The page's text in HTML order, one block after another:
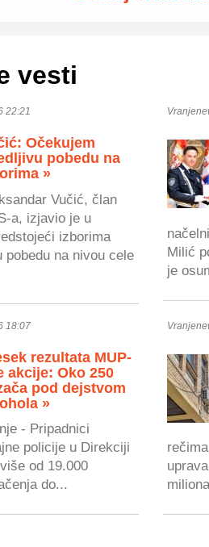
vesti
22:21
Očekujem
pobedu na
»
Vučić, član
a, izjavio je u
izborima
pobedu na nivou cele
Milić
je
18:07
rezultata MUP-
akcije: Oko 250
pod dejstvom
»
- Pripadnici
policije u Direkciji
od 19.000
do...